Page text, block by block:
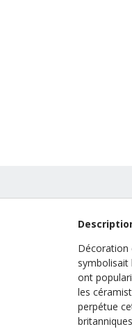
Décoration
ont
les
perpétue